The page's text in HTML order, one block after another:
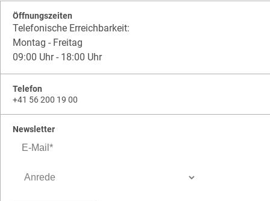
Öffnungszeiten
Telefonische Erreichbarkeit:
Montag - Freitag
09:00 Uhr - 18:00 Uhr
Telefon
+41 56 200 19 00
Newsletter